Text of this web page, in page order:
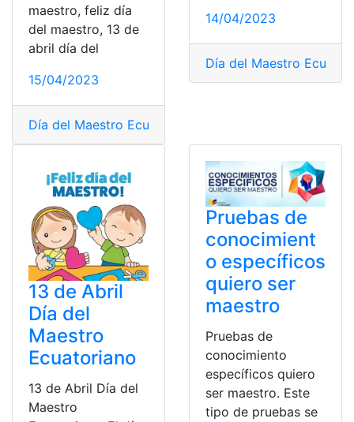
maestro, feliz día
del maestro, 13 de
abril día del
15/04/2023
Día del Maestro Ecuatoriano
14/04/2023
Día del Maestro
13 de Abril
Día del
Maestro
Ecuatoriano
13 de Abril Día del
Maestro
Pruebas de
conocimient
o específicos
quiero ser
maestro
Pruebas de
conocimiento
específicos quiero
ser maestro. Este
tipo de pruebas se